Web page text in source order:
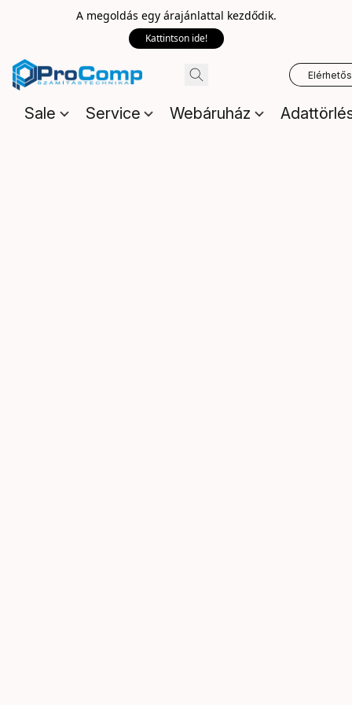
A megoldás egy árajánlattal kezdődik.
Kattintson ide!
Sale Service Webáruház